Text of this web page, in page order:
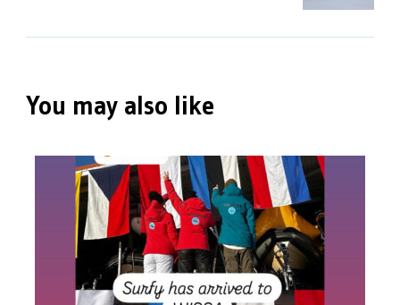
You may also like